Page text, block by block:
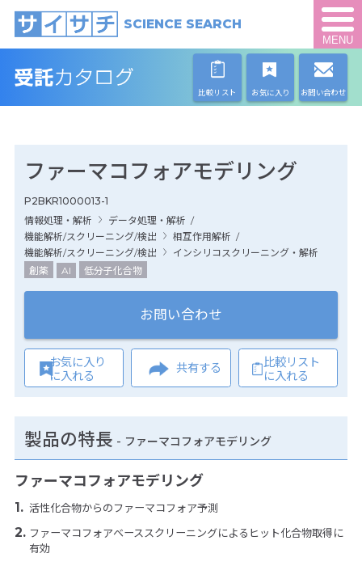
SCIENCE SEARCH
MENU
比較リスト お気に入り お問い合わせ
ファーマコフォアモデリング
P2BKR1000013-1
情報処理・解析
データ処理・解析 /
機能解析/スクリーニング/検出
相互作用解析 /
機能解析/スクリーニング/検出
インシリコスクリーニング・解析
創薬
AI 低分子化合物
お問い合わせ
お気に入り
に入れる
共有する
比較リスト
に入れる
製品の特長 - ファーマコフォアモデリング
ファーマコフォアモデリング
活性化合物からのファーマコフォア予測
ファーマコフォアベーススクリーニングによるヒット化合物取得に
有効